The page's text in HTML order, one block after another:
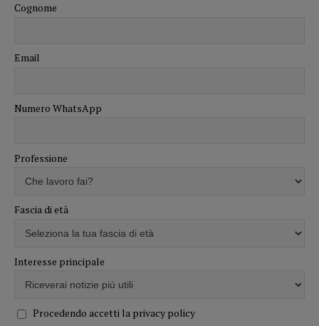
Cognome
Email
Numero WhatsApp
Professione
Fascia di età
Interesse principale
Procedendo accetti la privacy policy